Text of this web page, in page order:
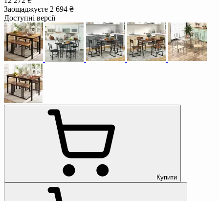
Заощаджуєте 2 694 ₴
Доступні версії
Купити